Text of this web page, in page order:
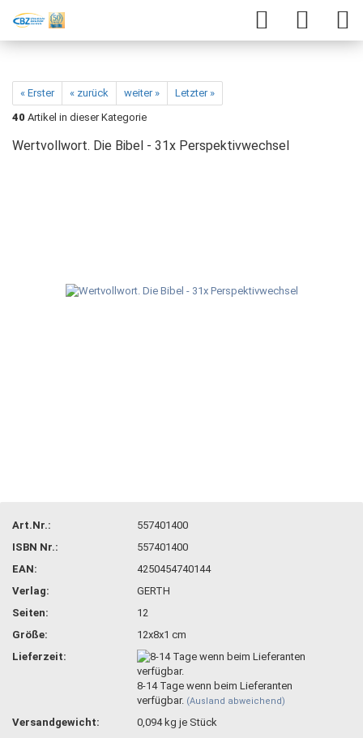
« Erster « zurück weiter »
Letzter »
40 Artikel in dieser Kategorie
Wertvollwort. Die Bibel - 31x Perspektivwechsel
Art.Nr.:
557401400
ISBN Nr.:
557401400
EAN:
4250454740144
Verlag:
GERTH
Seiten:
12
Größe:
12x8x1 cm
Lieferzeit:
8-14 Tage wenn beim Lieferanten
verfügbar. (Ausland abweichend)
Versandgewicht: 0,094kg je Stück